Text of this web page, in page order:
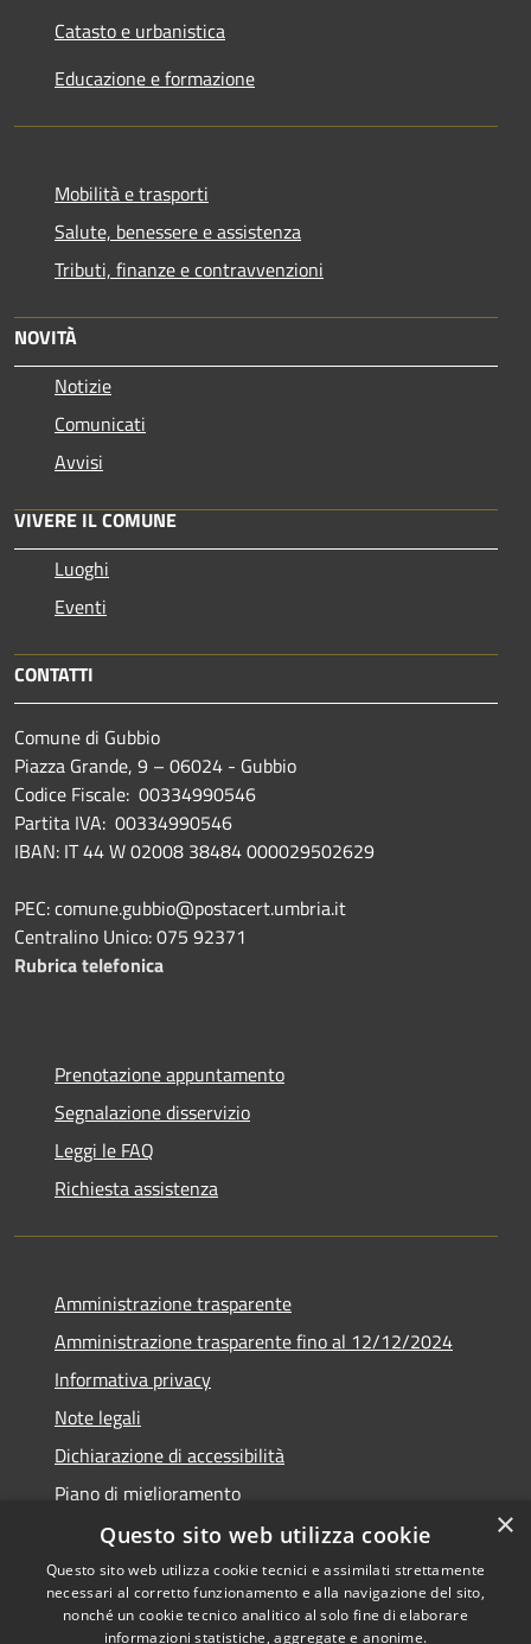
Catasto e urbanistica
Educazione e formazione
Mobilità e trasporti
Salute, benessere e assistenza
Tributi, finanze e contravvenzioni
NOVITÀ
Notizie
Comunicati
Avvisi
VIVERE IL COMUNE
Luoghi
Eventi
CONTATTI
Comune di Gubbio
Piazza Grande, 9 – 06024 - Gubbio
Codice Fiscale: 00334990546
Partita IVA: 00334990546
IBAN: IT 44 W 02008 38484 000029502629
PEC: comune.gubbio@postacert.umbria.it
Centralino Unico: 075 92371
Rubrica telefonica
Prenotazione appuntamento
Segnalazione disservizio
Leggi le FAQ
Richiesta assistenza
Amministrazione trasparente
Amministrazione trasparente fino al 12/12/2024
Informativa privacy
Note legali
Dichiarazione di accessibilità
Piano di miglioramento
Copyright © 2026 • Town of •
×
Questo sito web utilizza cookie
Questo sito web utilizza cookie tecnici e assimilati strettamente
necessari al corretto funzionamento e alla navigazione del sito,
nonché un cookie tecnico analitico al solo fine di elaborare
informazioni statistiche, aggregate e anonime.